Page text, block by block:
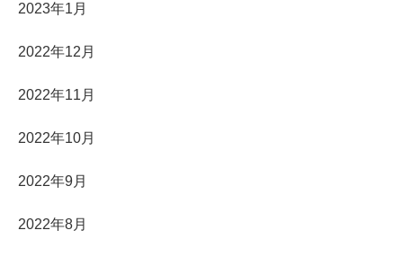
2023年1月
2022年12月
2022年11月
2022年10月
2022年9月
2022年8月